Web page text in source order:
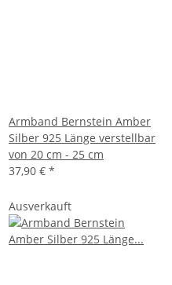
Armband Bernstein Amber
Silber 925 Länge verstellbar
von 20 cm - 25 cm
37,90 € *
Ausverkauft